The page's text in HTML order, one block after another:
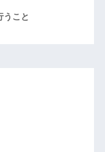
うこと